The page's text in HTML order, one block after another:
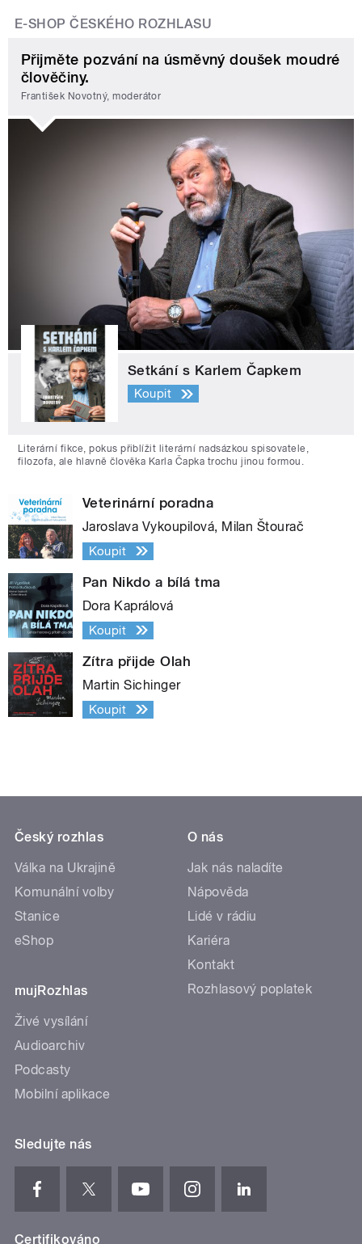
E-SHOP ČESKÉHO ROZHLASU
Přijměte pozvání na úsměvný doušek moudré
člověčiny.
František Novotný, moderátor
Setkání s Karlem Čapkem
Koupit
Literární fikce, pokus přiblížit literární nadsázkou spisovatele,
filozofa, ale hlavně člověka Karla Čapka trochu jinou formou.
Veterinární poradna
Jaroslava Vykoupilová, Milan Štourač
Koupit
Pan Nikdo a bílá tma
Dora Kaprálová
Koupit
Zítra přijde Olah
Martin Sichinger
Koupit
Český rozhlas
Válka na Ukrajině
Komunální volby
Stanice
eShop
mujRozhlas
Živé vysílání
Audioarchiv
Podcasty
Mobilní aplikace
O nás
Jak nás naladíte
Nápověda
Lidé v rádiu
Kariéra
Kontakt
Rozhlasový poplatek
Sledujte nás
Certifikováno